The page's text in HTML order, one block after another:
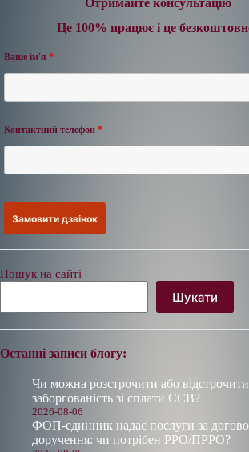
Це 100% працює і це
Ваше ім'я *
Контактний телефон *
Пошук на сайті
Шукати
Останні записи блогу:
Чи можна розстрочити або відстрочити
заборгованість зі сплати ЄСВ?
2026-08-06
ФОП-єдинник надає послуги за
доручення: чи потрібен РРО/ПРРО?